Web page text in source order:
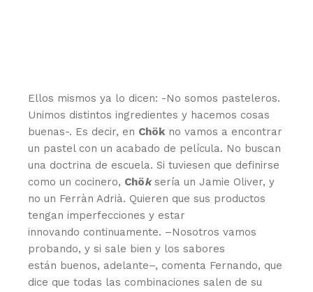
Ellos mismos ya lo dicen: -No somos pasteleros.
Unimos distintos ingredientes y hacemos cosas
buenas-. Es decir, en Chök no vamos a encontrar
un pastel con un acabado de película. No buscan
una doctrina de escuela. Si tuviesen que definirse
como un cocinero, Chöksería un Jamie Oliver, y
no un Ferràn Adrià. Quieren que sus productos
tengan imperfecciones y estar
innovando continuamente. –Nosotros vamos
probando, y si sale bien y los sabores
están buenos, adelante–, comenta Fernando, que
dice que todas las combinaciones salen de su